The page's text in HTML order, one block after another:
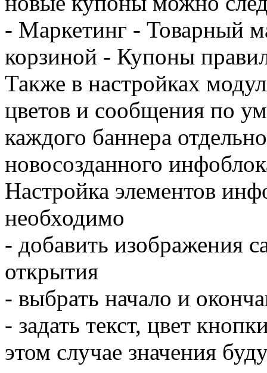
- Маркетинг - Товарный
корзиной - Купоны
Также в настройках
цветов и сообщения по
каждого баннера
новосозданного
Настройка элементов
необходимо
- добавить изображения
открытия
- выбрать начало и
- задать текст, цвет
этом случае значения